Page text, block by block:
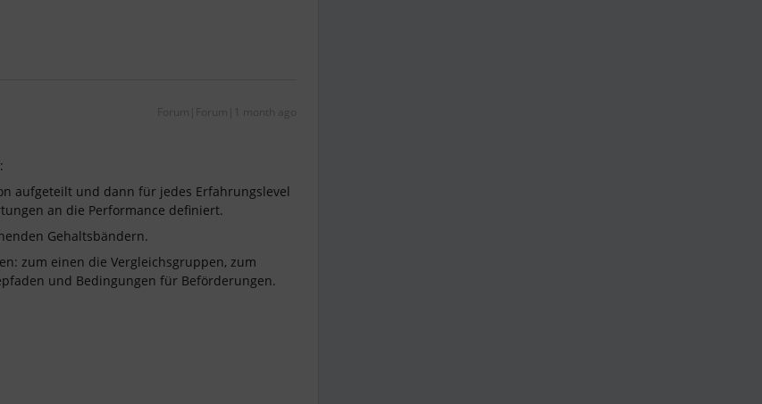
Forum|Forum|1 month ago
aufgeteilt und dann für jedes Erfahrungslevel
an die Performance definiert.
Gehaltsbändern.
zum einen die Vergleichsgruppen, zum
und Bedingungen für Beförderungen.